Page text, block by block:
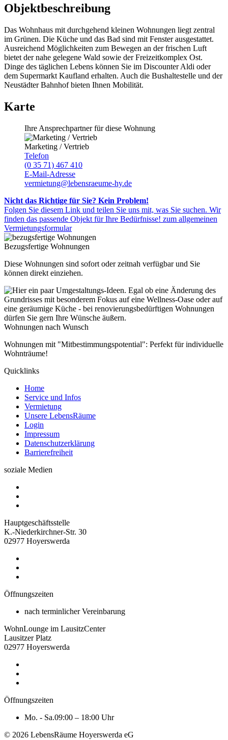
Objektbeschreibung
Das Wohnhaus mit durchgehend kleinen Wohnungen liegt zentral
im Grünen. Die Küche und das Bad sind mit Fenster ausgestattet.
Ausreichend Möglichkeiten zum Bewegen an der frischen Luft
bietet der nahe gelegene Wald sowie der Freizeitkomplex Ost.
Dinge des täglichen Lebens können Sie im Discounter Aldi oder
dem Supermarkt Kaufland erhalten. Auch die Bushaltestelle und der
Neustädter Bahnhof bieten Ihnen Mobilität.
Karte
Ihre Ansprechpartner für diese Wohnung
Marketing / Vertrieb
Telefon
(0 35 71) 467 410
E-Mail-Adresse
vermietung@lebensraeume-hy.de
Nicht das Richtige für Sie? Kein Problem!
Folgen Sie diesem Link und teilen Sie uns mit, was Sie suchen. Wir
finden das passende Objekt für Ihre Bedürfnisse! zum allgemeinen
Vermietungsformular
Bezugsfertige Wohnungen
Diese Wohnungen sind sofort oder zeitnah verfügbar und Sie
können direkt einziehen.
Wohnungen nach Wunsch
Wohnungen mit "Mitbestimmungspotential": Perfekt für individuelle
Wohnträume!
Quicklinks
Home
Service und Infos
Vermietung
Unsere LebensRäume
Login
Impressum
Datenschutzerklärung
Barrierefreiheit
soziale Medien
Hauptgeschäftsstelle
K.-Niederkirchner-Str. 30
02977 Hoyerswerda
Öffnungszeiten
nach terminlicher Vereinbarung
WohnLounge im LausitzCenter
Lausitzer Platz
02977 Hoyerswerda
Öffnungszeiten
Mo. - Sa.09:00 – 18:00 Uhr
© 2026 LebensRäume Hoyerswerda eG